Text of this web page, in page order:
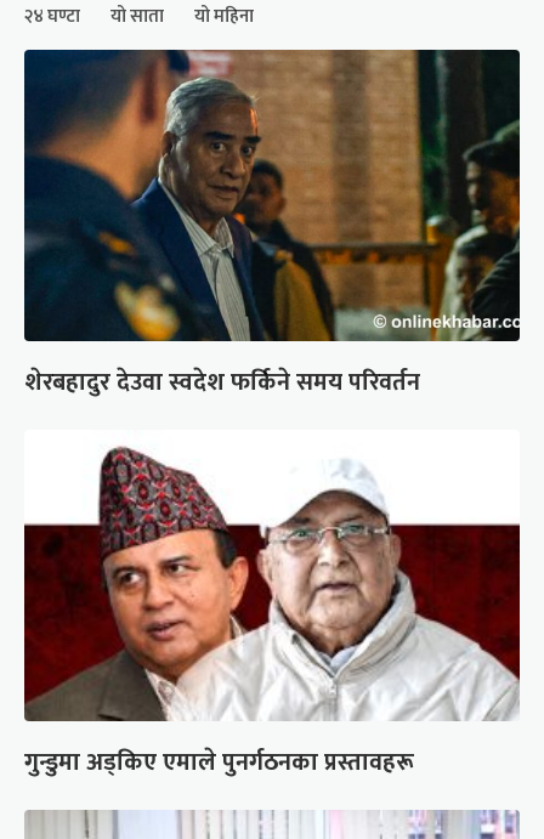
२४ घण्टा यो साता यो महिना
शेरबहादुर देउवा स्वदेश फर्किने समय परिवर्तन
गुन्डुमा अड्किए एमाले पुनर्गठनका प्रस्तावहरू